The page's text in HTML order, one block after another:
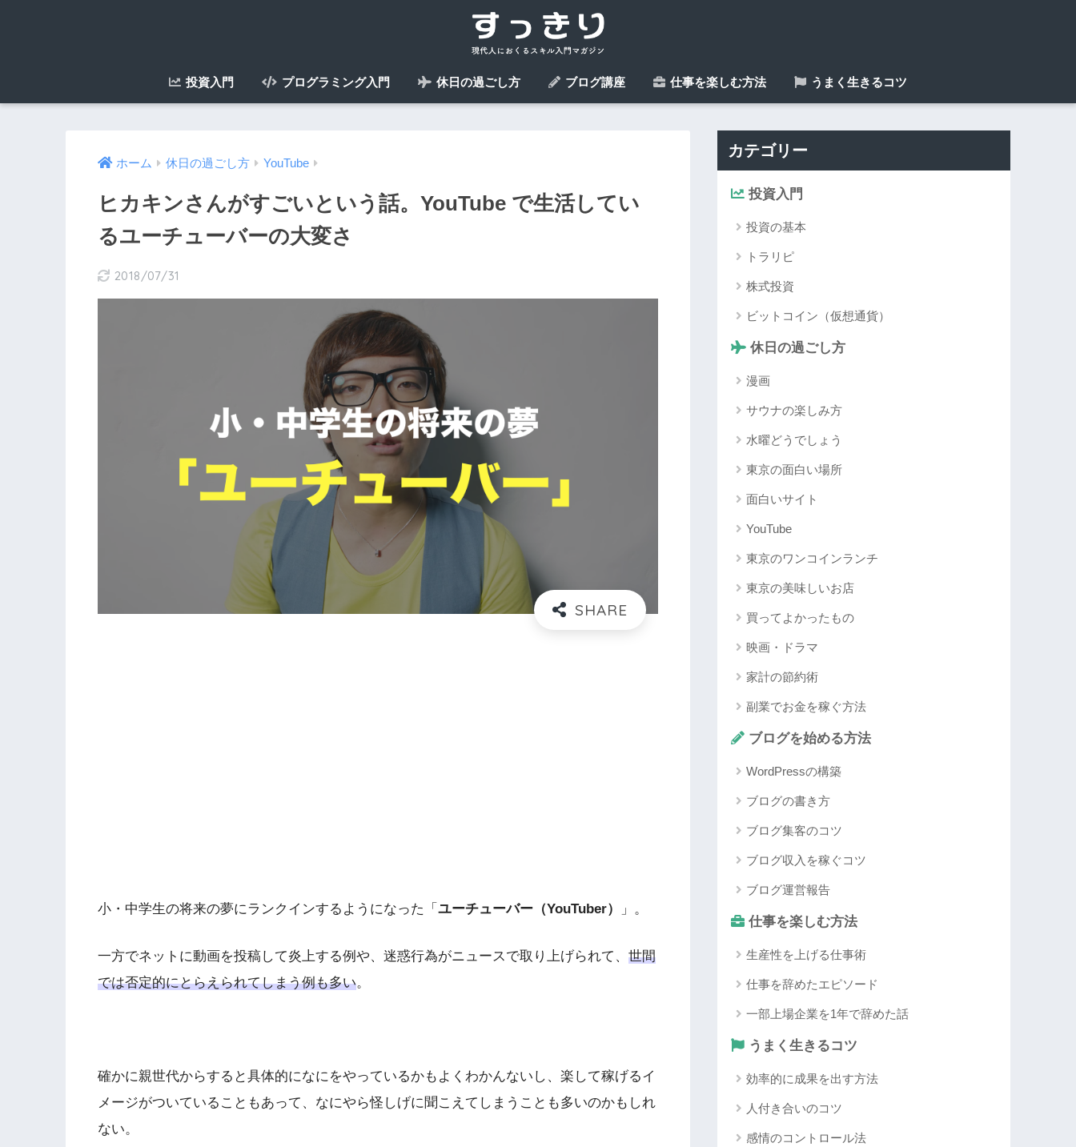
投資入門 プログラミング入門 休日の過ごし方 ブログ講座 仕事を楽しむ方法 うまく生きるコツ
ホーム 休日の過ごし方 YouTube
ヒカキンさんがすごいという話。YouTube で生活してい
るユーチューバーの大変さ
2018/07/31
小・中学生の将来の夢にランクインするようになった「 ユーチューバー（YouTuber） 」。
一方でネットに動画を投稿して炎上する例や、迷惑行為がニュースで取り上げられて、 世間
では否定的にとらえられてしまう例も多い。
確かに親世代からすると具体的になにをやっているかもよくわかんないし、楽して稼げるイ
メージがついていることもあって、なにやら怪しげに聞こえてしまうことも多いのかもしれ
ない。
カテゴリー
投資入門
投資の基本
トラリピ
株式投資
ビットコイン（仮想通貨）
休日の過ごし方
漫画
サウナの楽しみ方
水曜どうでしょう
東京の面白い場所
面白いサイト
YouTube
東京のワンコインランチ
東京の美味しいお店
買ってよかったもの
映画・ドラマ
家計の節約術
副業でお金を稼ぐ方法
ブログを始める方法
WordPressの構築
ブログの書き方
ブログ集客のコツ
ブログ収入を稼ぐコツ
ブログ運営報告
仕事を楽しむ方法
生産性を上げる仕事術
仕事を辞めたエピソード
一部上場企業を1年で辞めた話
うまく生きるコツ
効率的に成果を出す方法
人付き合いのコツ
感情のコントロール法